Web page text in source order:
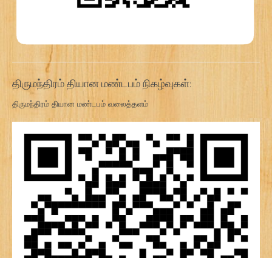
திருமந்திரம் தியான மண்டபம் நிகழ்வுகள்:
திருமந்திரம் தியான மண்டபம் வலைத்தளம்